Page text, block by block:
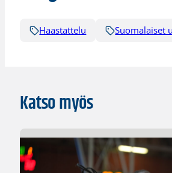
Haastattelu Suomalaiset
Katso myös